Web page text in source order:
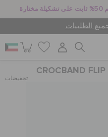
الطلبيات
CROCBAND
تخفيضات